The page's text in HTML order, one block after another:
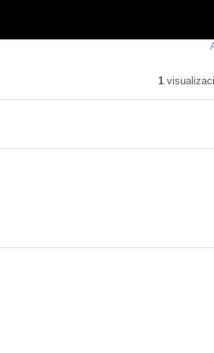
1